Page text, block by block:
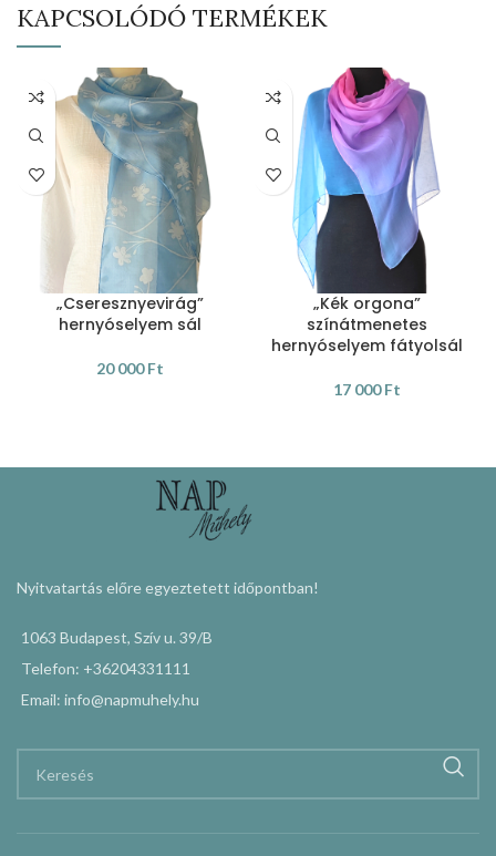
KAPCSOLÓDÓ TERMÉKEK
„Cseresznyevirág”
hernyóselyem sál
20 000Ft
„Kék orgona”
színátmenetes
hernyóselyem fátyolsál
17 000Ft
Nyitvatartás előre egyeztetett időpontban!
1063 Budapest, Szív u. 39/B
Telefon: +36204331111
Email: info@napmuhely.hu